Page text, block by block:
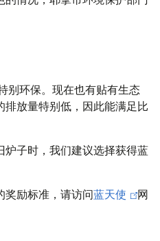
别环保。现在也有贴有生态
放量特别低，因此能满足比
子时，我们建议选择获得蓝
奖励标准，请访问蓝天使
网